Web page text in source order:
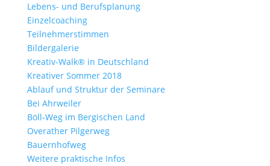
Lebens- und Berufsplanung
Einzelcoaching
Teilnehmerstimmen
Bildergalerie
Kreativ-Walk® in Deutschland
Kreativer Sommer 2018
Ablauf und Struktur der Seminare
Bei Ahrweiler
Böll-Weg im Bergischen Land
Overather Pilgerweg
Bauernhofweg
Weitere praktische Infos